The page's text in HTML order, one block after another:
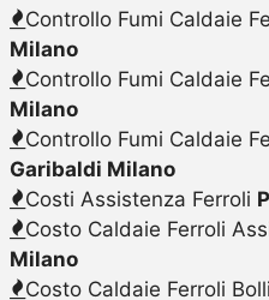
Controllo Fumi Caldaie
Milano
Controllo Fumi Caldaie
Milano
Controllo Fumi Caldaie
Garibaldi Milano
Costi Assistenza Ferroli
Costo Caldaie Ferroli
Milano
Costo Caldaie Ferroli